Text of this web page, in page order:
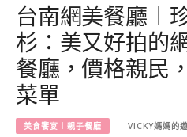
台南網美餐廳︱
杉：美又好拍的
餐廳，價格親民
菜單
美食饗宴︱親子餐廳 VICKY媽媽的